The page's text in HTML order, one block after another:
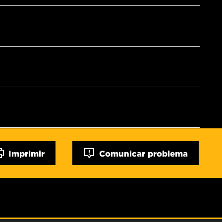
Imprimir Comunicar problema